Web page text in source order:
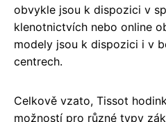
obvykle jsou k dispozici v
klenotnictvích nebo online
modely jsou k dispozici i v
centrech.
Celkově vzato, Tissot
možností pro různé typy